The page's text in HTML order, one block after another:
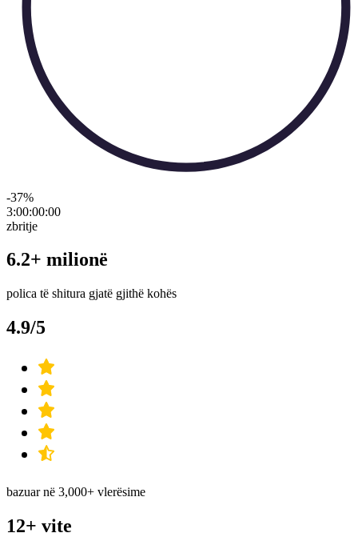
-37%
3:00:00:00
zbritje
6.2+ milionë
polica të shitura gjatë gjithë kohës
4.9/5
bazuar në 3,000+ vlerësime
12+ vite